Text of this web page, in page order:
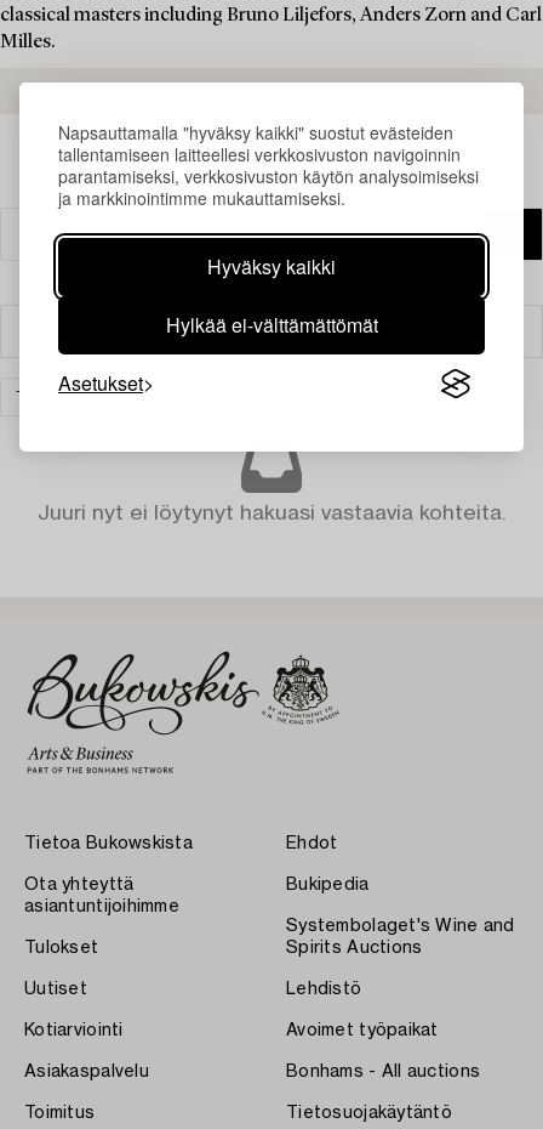
Napsauttamalla "hyväksy kaikki" suostut evästeiden
tallentamiseen laitteellesi verkkosivuston navigoinnin
parantamiseksi, verkkosivuston käytön analysoimiseksi
ja markkinointimme mukauttamiseksi.
Hyväksy kaikki
Hylkää ei-välttämättömät
Asetukset
classical masters including Bruno Liljefors, Anders Zorn and Carl
Milles.
Suodatin
TAIDE TYHJENNÄ KAIKKI
Juuri nyt ei löytynyt hakuasi vastaavia kohteita.
Tietoa Bukowskista
Ota yhteyttä
asiantuntijoihimme
Tulokset
Uutiset
Kotiarviointi
Asiakaspalvelu
Toimitus
Ehdot
Bukipedia
Systembolaget's Wine and
Spirits Auctions
Lehdistö
Avoimet työpaikat
Bonhams - All auctions
Tietosuojakäytäntö